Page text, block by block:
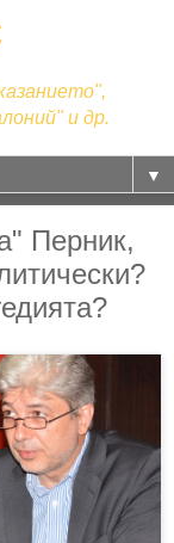
и др.
▼
Перник,